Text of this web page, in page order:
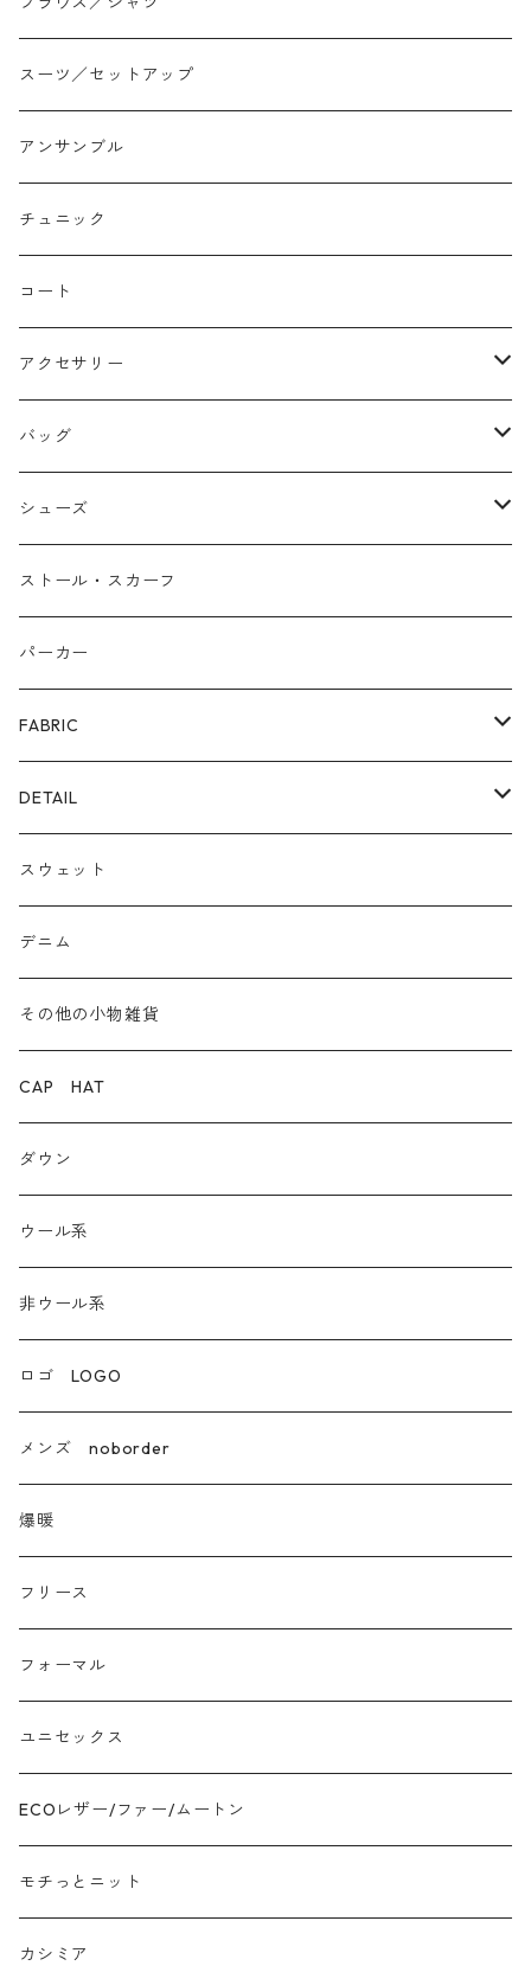
イージーパンツ/履き込み
コクーン/バレル/カーブ
ストレート
プリント柄
チェック
リバーシブル
バルーン
ノースリーブ
ジャンスカ
サロペット オールインワン
スーツ／セットアップ
アンサンブル
チュニック
コート
アクセサリー
ネックレス
バングル
ピアス/イヤリング
リング
バッグ
本革
布帛
カゴ
ファー
ECOレザー/ファー/ムートン
シューズ
サンダル/ミュール
スニーカー/カジュアルシューズ
パンプス/綺麗めシューズ
ブーツ
ストール・スカーフ
パーカー
FABRIC
裏毛スウェット
爆暖フリース裏起毛
ボア
デニム
ダウン
ダンガリー
ウール系
非ウール系
エコレザー合成皮革
カシミア
ラクーン フェレット フォックス
モヘア
モチッとニット
ツイード
ジャガード
接触冷感
プリント柄物
DETAIL
ロゴ
前後２WAY
スウェット
デニム
その他の小物雑貨
CAP HAT
ダウン
ウール系
非ウール系
ロゴ LOGO
メンズ noborder
爆暖
フリース
フォーマル
ユニセックス
ECOレザー/ファー/ムートン
モチっとニット
カシミア